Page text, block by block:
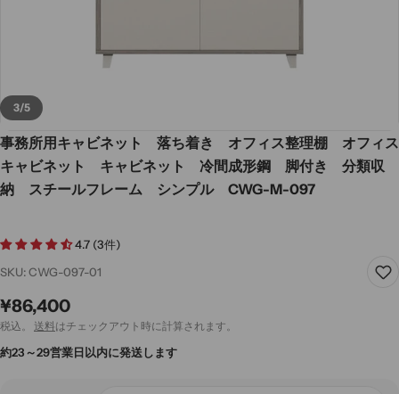
3/5
事務所用キャビネット 落ち着き オフィス整理棚 オフィス
キャビネット キャビネット 冷間成形鋼 脚付き 分類収
納 スチールフレーム シンプル CWG-M-097
4.7 (3件)
SKU:CWG-097-01
通
常
価
¥86,400
税込。 送料はチェックアウト時に計算されます。
約23～29営業日以内に発送します